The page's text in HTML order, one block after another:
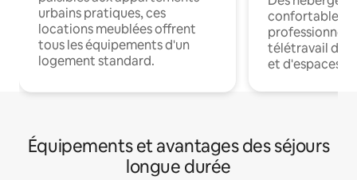
urbains pratiques, ces
locations meublées offrent
tous les équipements d'un
logement standard.
confortables
professionnels
télétravail
et d'espaces
Équipements et avantages des séjours
longue durée